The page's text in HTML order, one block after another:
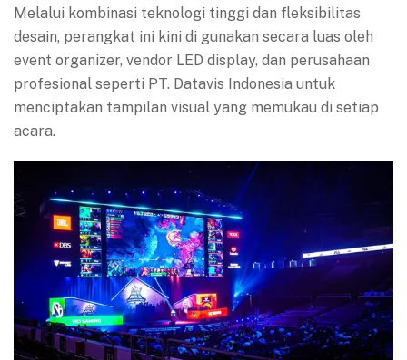
Melalui kombinasi teknologi tinggi dan fleksibilitas
desain, perangkat ini kini di gunakan secara luas oleh
event organizer, vendor LED display, dan perusahaan
profesional seperti PT. Datavis Indonesia untuk
menciptakan tampilan visual yang memukau di setiap
acara.